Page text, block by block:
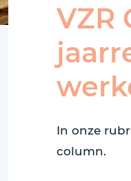
VZR
In onze
column.